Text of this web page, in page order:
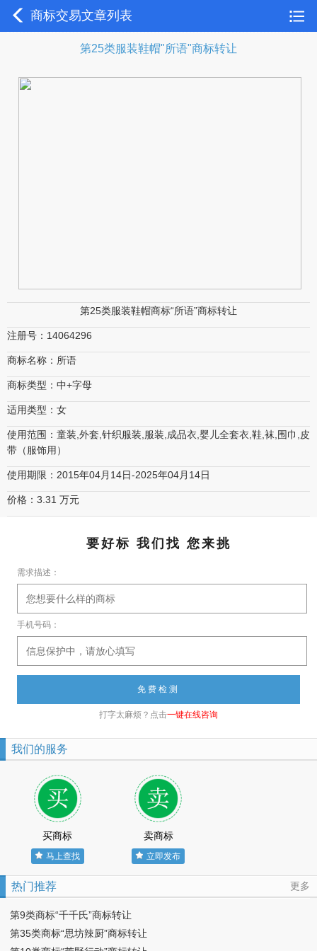
商标交易文章列表
第25类服装鞋帽"所语"商标转让
第25类服装鞋帽商标“所语”商标转让
注册号：14064296
商标名称：所语
商标类型：中+字母
适用类型：女
使用范围：童装,外套,针织服装,服装,成品衣,婴儿全套衣,鞋,袜,围巾,皮
带（服饰用）
使用期限：2015年04月14日-2025年04月14日
价格：3.31 万元
要好标 我们找 您来挑
需求描述：
手机号码：
打字太麻烦？点击一键在线咨询
我们的服务
买商标
马上查找
卖商标
立即发布
更多
热门推荐
第9类商标“千千氏”商标转让
第35类商标“思坊辣厨”商标转让